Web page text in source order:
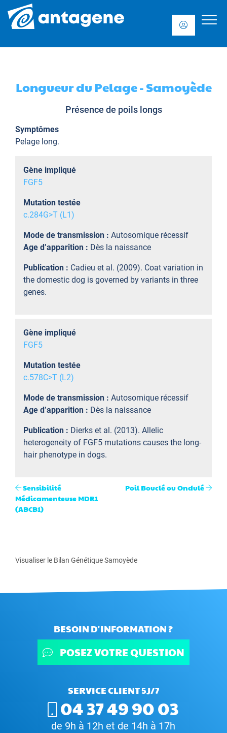
Longueur du Pelage - Samoyède
Présence de poils longs
Symptômes
Pelage long.
Gène impliqué
FGF5
Mutation testée
c.284G>T (L1)
Mode de transmission : Autosomique récessif
Age d’apparition : Dès la naissance
Publication : Cadieu et al. (2009). Coat variation in
the domestic dog is governed by variants in three
genes.
Gène impliqué
FGF5
Mutation testée
c.578C>T (L2)
Mode de transmission : Autosomique récessif
Age d’apparition : Dès la naissance
Publication : Dierks et al. (2013). Allelic
heterogeneity of FGF5 mutations causes the long-
hair phenotype in dogs.
Sensibilité
Médicamenteuse MDR1
(ABCB1)
Poil Bouclé ou Ondulé
Visualiser le Bilan Génétique Samoyède
BESOIN D'INFORMATION ?
POSEZ VOTRE QUESTION
SERVICE CLIENT 5J/7
04 37 49 90 03
de 9h à 12h et de 14h à 17h